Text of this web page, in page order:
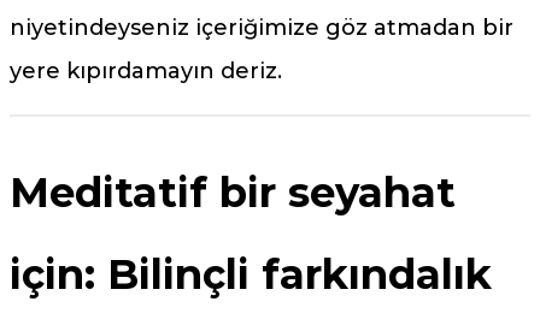
niyetindeyseniz içeriğimize göz atmadan bir
yere kıpırdamayın deriz.
Meditatif bir seyahat
için: Bilinçli farkındalık